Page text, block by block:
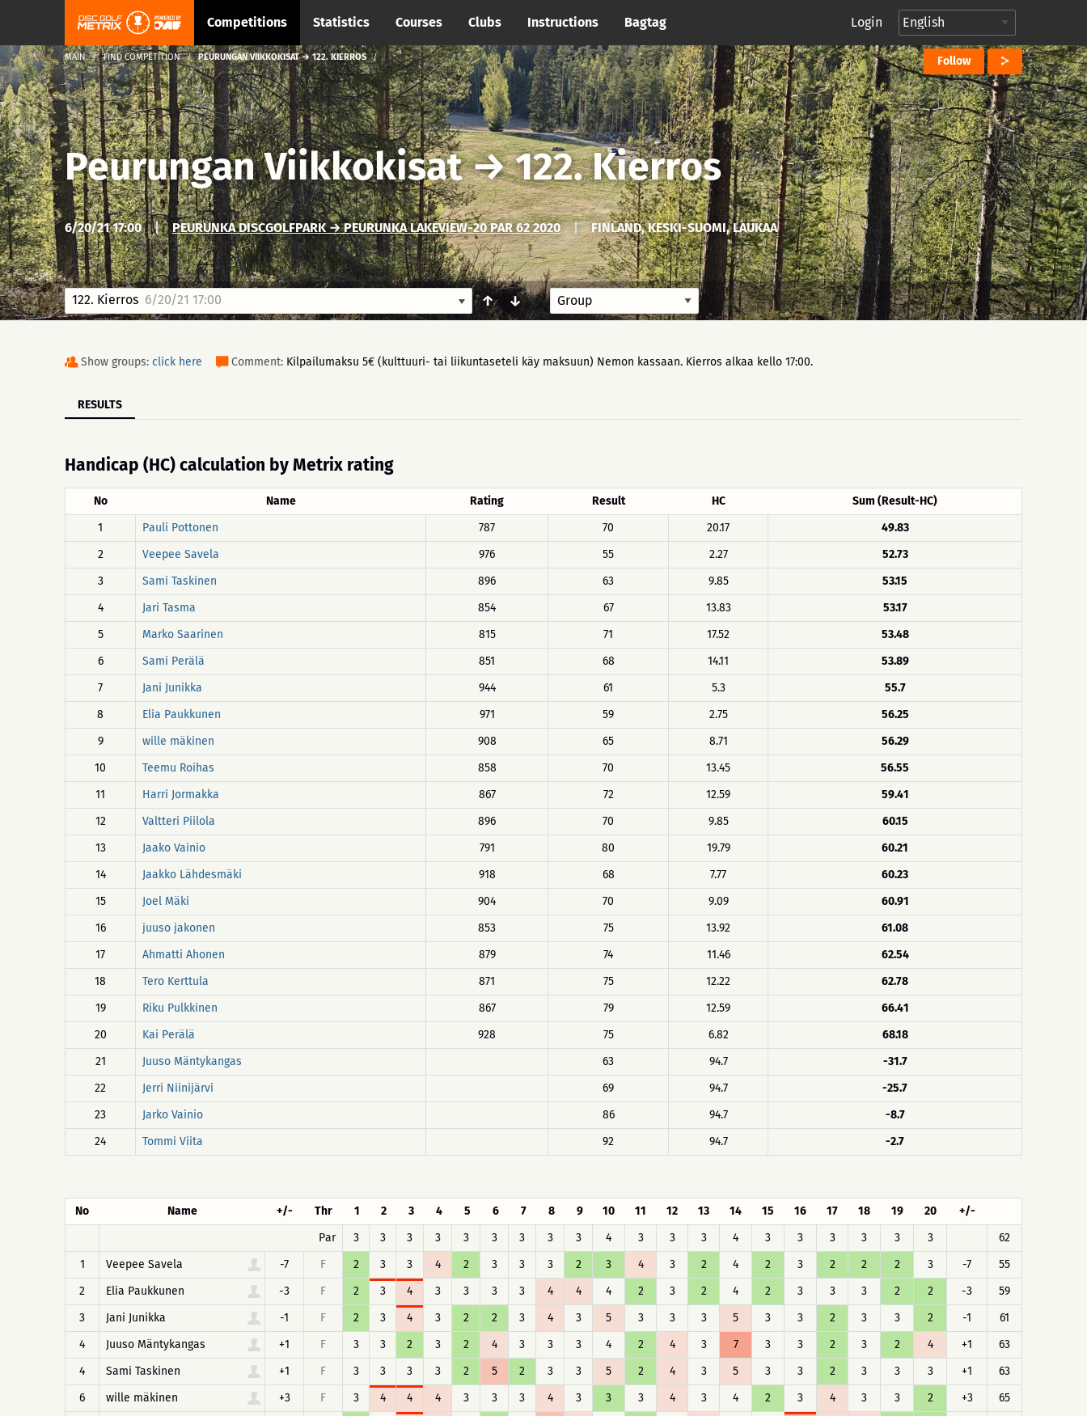
Competitions Statistics Courses Clubs Instructions Bagtag Login
MAIN FIND COMPETITION PEURUNGAN VIIKKOKISAT → 122. KIERROS Follow
Peurungan Viikkokisat→122. Kierros
6/20/21 17:00 | PEURUNKA DISCGOLFPARK → PEURUNKA LAKEVIEW-20 PAR 62 2020 | FINLAND, KESKI-SUOMI, LAUKAA
122. Kierros 6/20/21 17:00 ↑ ↓
Show groups: click here Comment: Kilpailumaksu 5€ (kulttuuri- tai liikuntaseteli käy maksuun) Nemon kassaan. Kierros alkaa kello 17:00.
RESULTS
Handicap (HC) calculation by Metrix rating
No Name Rating Result HC
Sum (Result-HC)
1
Pauli Pottonen 787 70 20.17
49.83
2
Veepee Savela 976 55 2.27
52.73
3
Sami Taskinen 896 63 9.85
53.15
4
Jari Tasma 854 67 13.83
53.17
5
Marko Saarinen 815 71 17.52
53.48
6
Sami Perälä 851 68 14.11
53.89
7
Jani Junikka 944 61 5.3
55.7
8
Elia Paukkunen 971 59 2.75
56.25
9
wille mäkinen 908 65 8.71
56.29
10
Teemu Roihas 858 70 13.45
56.55
11
Harri Jormakka 867 72 12.59
59.41
12
Valtteri Piilola 896 70 9.85
60.15
13
Jaako Vainio 791 80 19.79
60.21
14
Jaakko Lähdesmäki 918 68 7.77
60.23
15
Joel Mäki 904 70 9.09
60.91
16
juuso jakonen 853 75 13.92
61.08
17
Ahmatti Ahonen 879 74 11.46
62.54
18
Tero Kerttula 871 75 12.22
62.78
19
Riku Pulkkinen 867 79 12.59
66.41
20
Kai Perälä 928 75 6.82
68.18
21
Juuso Mäntykangas 63 94.7
-31.7
22
Jerri Niinijärvi 69 94.7
-25.7
23
Jarko Vainio 86 94.7
-8.7
24
Tommi Viita 92 94.7 -2.7
No Name +/- Thr 1 2 3 4 5 6 7 8 9 10 11 12 13 14 15 16 17 18 19 20
+/-
Par
3 3 3 3 3 3 3 3 3 4 3 3 3 4 3 3 3 3 3 3
62
1
Veepee Savela -7 F 2 3 3 4 2 3 3 3 2 3 4 3 2 4 2 3 2 2 2 3 -7
55
2
Elia Paukkunen -3 F 2 3 4 3 3 3 3 4 4 4 2 3 2 4 2 3 3 3 2 2 -3
59
3
Jani Junikka -1 F 2 3 4 3 2 2 3 4 3 5 3 3 3 5 3 3 2 3 3 2 -1
61
4
Juuso Mäntykangas +1 F 3 3 2 3 2 4 3 3 3 4 2 4 3 7 3 3 2 3 2 4 +1
63
4
Sami Taskinen +1 F 3 3 3 3 2 5 2 3 3 5 2 4 3 5 3 3 2 3 3 3 +1
63
6
wille mäkinen +3 F 3 4 4 4 3 3 3 4 3 3 3 4 3 4 2 3 4 3 3 2 +3
65